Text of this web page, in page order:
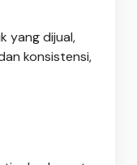
yang dijual,
konsistensi,